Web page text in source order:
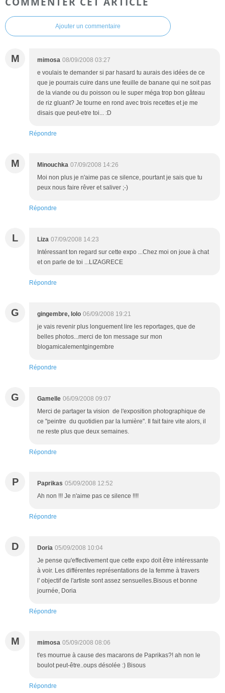
Ajouter un commentaire
M mimosa 08/09/2008 03:27
e voulais te demander si par hasard tu aurais des idées de ce
que je pourrais cuire dans une feuille de banane qui ne soit pas
de la viande ou du poisson ou le super méga trop bon gâteau
de riz gluant? Je tourne en rond avec trois recettes et je me
disais que peut-etre toi... :D
Répondre
M Minouchka 07/09/2008 14:26
Moi non plus je n'aime pas ce silence, pourtant je sais que tu
peux nous faire rêver et saliver ;-)
Répondre
L Liza 07/09/2008 14:23
Intéressant ton regard sur cette expo ...Chez moi on joue à chat
et on parle de toi ...LIZAGRECE
Répondre
G gingembre, lolo 06/09/2008 19:21
je vais revenir plus longuement lire les reportages, que de
belles photos...merci de ton message sur mon
blogamicalementgingembre
Répondre
G Gamelle 06/09/2008 09:07
Merci de partager ta vision de l'exposition photographique de
ce "peintre du quotidien par la lumière". Il fait faire vite alors, il
ne reste plus que deux semaines.
Répondre
P Paprikas 05/09/2008 12:52
Ah non !!! Je n'aime pas ce silence !!!!
Répondre
D Doria 05/09/2008 10:04
Je pense qu'effectivement que cette expo doit être intéressante
à voir. Les différentes représentations de la femme à travers
l' objectif de l'artiste sont assez sensuelles.Bisous et bonne
journée, Doria
Répondre
M mimosa 05/09/2008 08:06
t'es mourrue à cause des macarons de Paprikas?! ah non le
boulot peut-être..oups désolée :) Bisous
Répondre